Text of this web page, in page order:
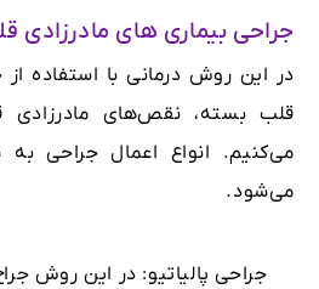
جراحی بیماری های مادرزادی
در این روش درمانی با استفاده
قلب بسته، نقص‌های مادرزادی
می‌کنیم. انواع اعمال جراحی
می‌شود.
جراحی پالیاتیو: در این روش